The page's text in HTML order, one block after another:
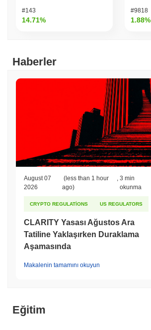
#143
14.71%
#9818
1.88%
Haberler
August 07
2026
(less than 1 hour
ago)
3 min
okunma
CRYPTO REGULATIONS US REGULATORS
CLARITY Yasası Ağustos Ara
Tatiline Yaklaşırken Duraklama
Aşamasında
Makalenin tamamını okuyun
Eğitim